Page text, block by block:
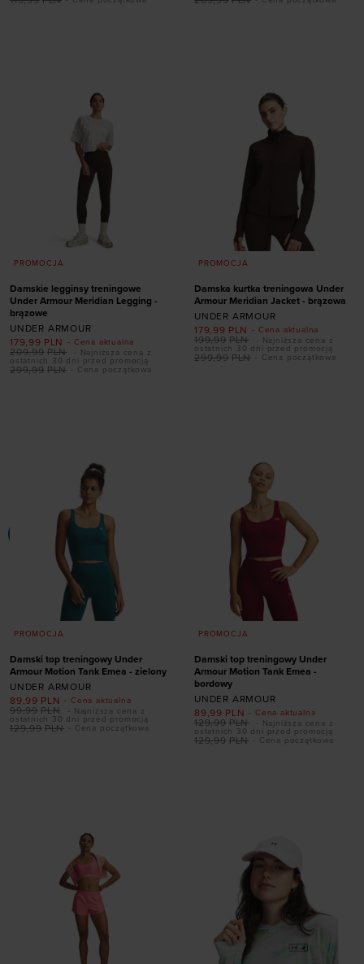
PROMOCJA
Damskie legginsy treningowe
Under Armour Meridian Legging -
brązowe
UNDER ARMOUR
- Cena aktualna
179,99 PLN
- Cena początkowa
299,99 PLN
209,99 PLN
- Najniższa cena z
ostatnich 30 dni przed promocją
PROMOCJA
Damska kurtka treningowa Under
Armour Meridian Jacket - brązowa
UNDER ARMOUR
- Cena aktualna
179,99 PLN
- Cena początkowa
299,99 PLN
199,99 PLN
- Najniższa cena z
ostatnich 30 dni przed promocją
PROMOCJA
Damski top treningowy Under
Armour Motion Tank Emea - zielony
UNDER ARMOUR
- Cena aktualna
89,99 PLN
- Cena początkowa
129,99 PLN
99,99 PLN
- Najniższa cena z
ostatnich 30 dni przed promocją
PROMOCJA
Damski top treningowy Under
Armour Motion Tank Emea -
bordowy
UNDER ARMOUR
- Cena aktualna
89,99 PLN
- Cena początkowa
129,99 PLN
129,99 PLN
- Najniższa cena z
ostatnich 30 dni przed promocją